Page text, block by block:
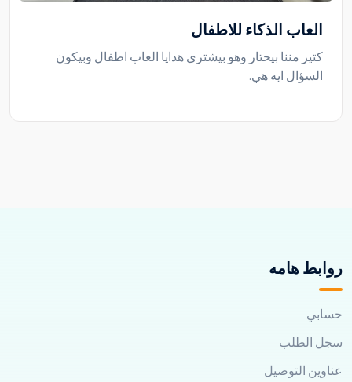
العاب الذكاء للاطفال
كتير مننا بيحتار وهو بيشترى هدايا العاب اطفال وبيكون
السؤال ايه هي.
روابط هامه
حسابي
سجل الطلب
عناوين التوصيل